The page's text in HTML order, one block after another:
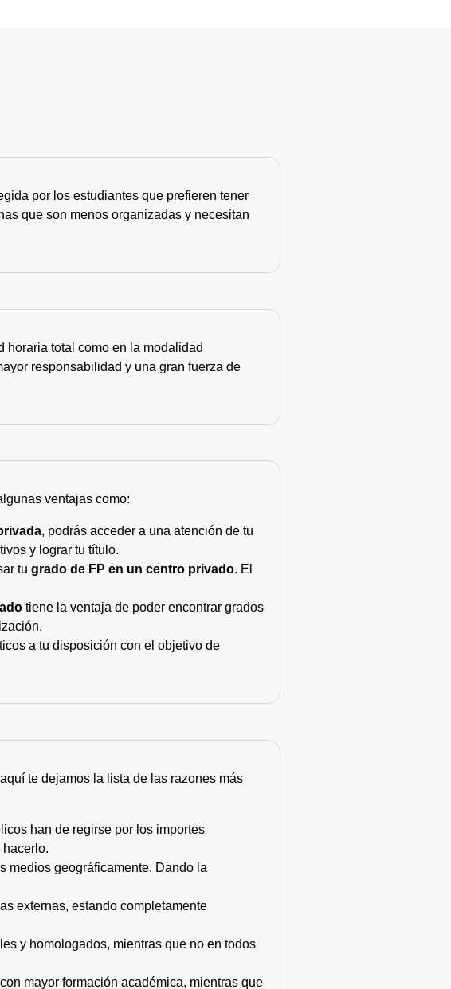
por los estudiantes que prefieren tener
que son menos organizadas y necesitan
total como en la modalidad
responsabilidad y una gran fuerza de
ventajas como:
, podrás acceder a una atención de tu
y lograr tu título.
tu grado de FP en un centro privado. El
tiene la ventaja de poder encontrar grados
a tu disposición con el objetivo de
te dejamos la lista de las razones más
han de regirse por los importes
medios geográficamente. Dando la
externas, estando completamente
y homologados, mientras que no en todos
mayor formación académica, mientras que